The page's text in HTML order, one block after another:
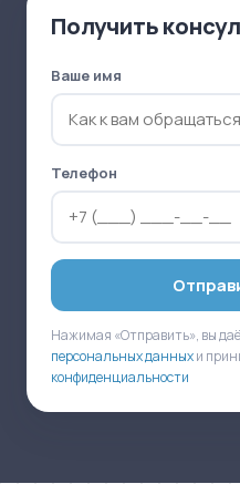
Получить
Ваше имя
Телефон
Нажимая «Отправить», вы
персональных данныхи
конфиденциальности